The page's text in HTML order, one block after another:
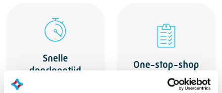
Snelle
doorlooptijd
One-stop-shop
van design-in en